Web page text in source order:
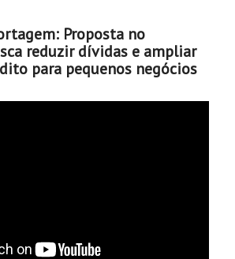
Proposta no
reduzir dívidas e ampliar
para pequenos negócios